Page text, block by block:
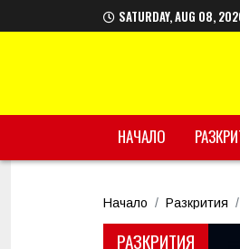
SATURDAY, AUG 08,
НАЧАЛО
Начало Разкрития
РАЗКРИТИЯ